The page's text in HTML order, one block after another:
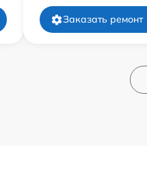
Заказать ремонт